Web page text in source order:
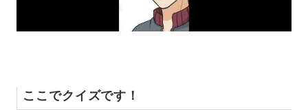
ここでクイズです！